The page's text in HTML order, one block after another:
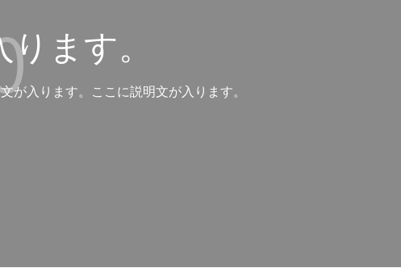
ます。
が入ります。ここに説明文が入ります。